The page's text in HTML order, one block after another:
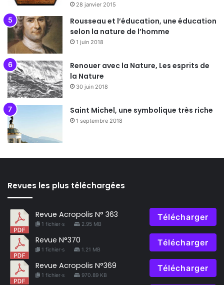
28 janvier 2015
Rousseau et l’éducation, une éducation
selon la nature de l’homme
1 juin 2018
Renouer avec la Nature, Les esprits de
la Nature
30 juin 2018
Saint Michel, une symbolique très riche
1 septembre 2018
Revues les plus téléchargées
Revue Acropolis N° 363
1 fichier·s 2.95 MB
Télécharger
Revue N°370
1 fichier·s 1.21 MB
Télécharger
Revue Acropolis N°369
1 fichier·s 970.89 KB
Télécharger